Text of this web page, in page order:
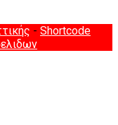
- Shortcode